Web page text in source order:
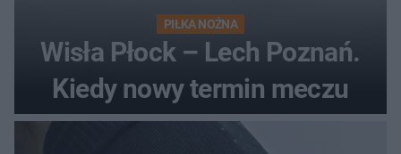
PIŁKA NOŻNA
Wisła Płock – Lech Poznań.
Kiedy nowy termin meczu